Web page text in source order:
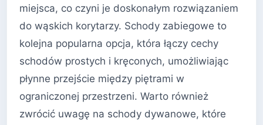
miejsca, co czyni je doskonałym rozwiązaniem
do wąskich korytarzy. Schody zabiegowe to
kolejna popularna opcja, która łączy cechy
schodów prostych i kręconych, umożliwiając
płynne przejście między piętrami w
ograniczonej przestrzeni. Warto również
zwrócić uwagę na schody dywanowe, które